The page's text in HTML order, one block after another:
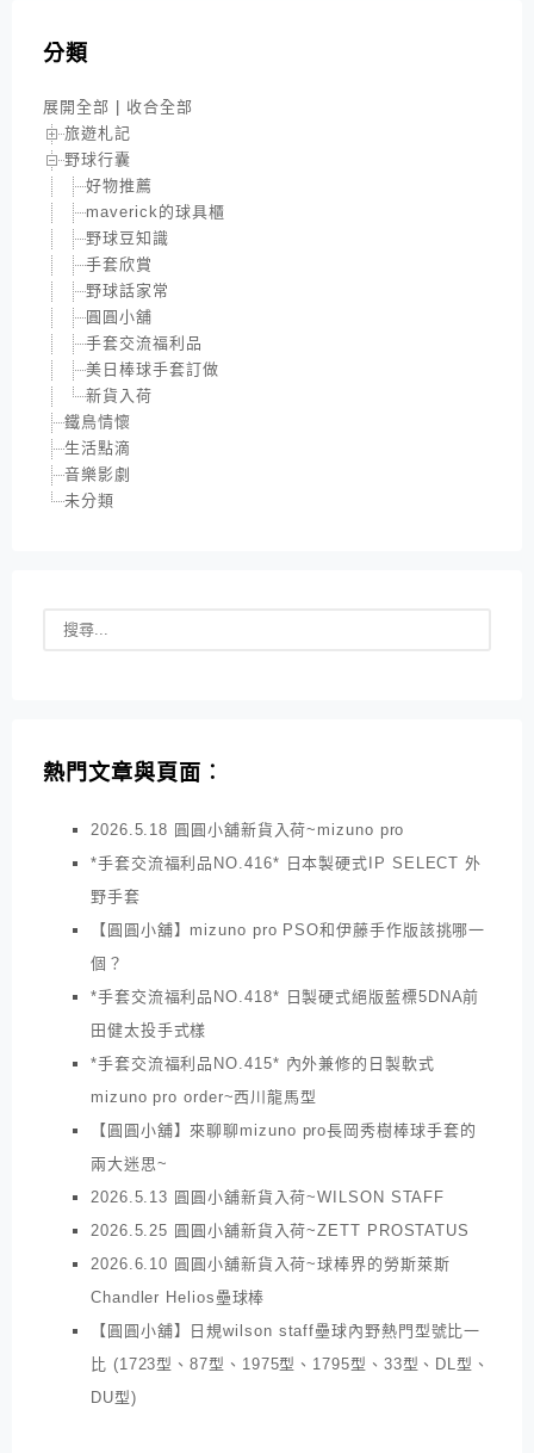
分類
展開全部
收合全部
旅遊札記
野球行囊
好物推薦
maverick的球具櫃
野球豆知識
手套欣賞
野球話家常
圓圓小舖
手套交流福利品
美日棒球手套訂做
新貨入荷
鐵鳥情懷
生活點滴
音樂影劇
未分類
熱門文章與頁面︰
2026.5.18 圓圓小舖新貨入荷~mizuno pro
*手套交流福利品NO.416* 日本製硬式IP SELECT 外
野手套
【圓圓小舖】mizuno pro PSO和伊藤手作版該挑哪一
個？
*手套交流福利品NO.418* 日製硬式絕版藍標5DNA前
田健太投手式樣
*手套交流福利品NO.415* 內外兼修的日製軟式
mizuno pro order~西川龍馬型
【圓圓小舖】來聊聊mizuno pro長岡秀樹棒球手套的
兩大迷思~
2026.5.13 圓圓小舖新貨入荷~WILSON STAFF
2026.5.25 圓圓小舖新貨入荷~ZETT PROSTATUS
2026.6.10 圓圓小舖新貨入荷~球棒界的勞斯萊斯
Chandler Helios壘球棒
【圓圓小舖】日規wilson staff壘球內野熱門型號比一
比 (1723型、87型、1975型、1795型、33型、DL型、
DU型)